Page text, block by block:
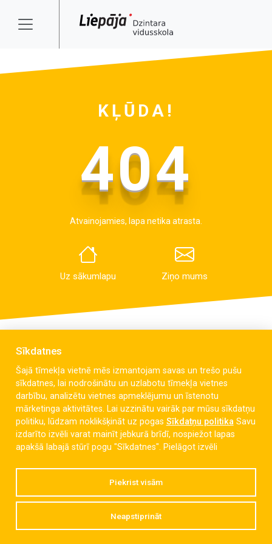
KĻŪDA!
404
Atvainojamies, lapa netika atrasta.
Uz sākumlapu Ziņo mums
Celmu iela 6, Liepāja, LV-3405
dzintaravsk@liepaja.edu.lv
+371 634 427 10
Sīkdatnes
Šajā tīmekļa vietnē mēs izmantojam savas un trešo pušu
sīkdatnes, lai nodrošinātu un uzlabotu tīmekļa vietnes
darbību, analizētu vietnes apmeklējumu un īstenotu
mārketinga aktivitātes. Lai uzzinātu vairāk par mūsu sīkdatņu
politiku, lūdzam noklikšķināt uz pogas Sīkdatņu politikaSavu
izdarīto izvēli varat mainīt jebkurā brīdī, nospiežot lapas
apakšā labajā stūrī pogu "Sīkdatnes". Pielāgot izvēli
Piekrist visām
Neapstiprināt